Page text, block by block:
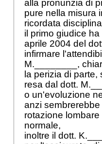
alla pronunzia di
pure nella misura
ricordata
il primo giudice
aprile 2004 del
infirmare
M.________,
la perizia di
resa dal dott.
o un'evoluzione
anzi
rotazione
normale,
inoltre il dott.